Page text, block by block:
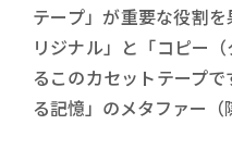
テープ」が重要な役割
リジナル」と「コピー
るこのカセットテープ
る記憶」のメタファー（